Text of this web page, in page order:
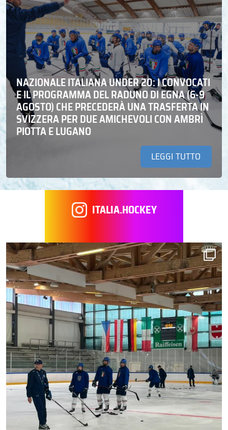
NAZIONALE ITALIANA UNDER 20: I CONVOCATI
E IL PROGRAMMA DEL RADUNO DI EGNA (6-9
AGOSTO) CHE PRECEDERÀ UNA TRASFERTA IN
SVIZZERA PER DUE AMICHEVOLI CON AMBRÌ
PIOTTA E LUGANO
LEGGI TUTTO
ITALIA.HOCKEY